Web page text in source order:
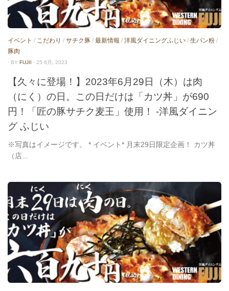
イベント / こだわり / サチク豚 / 最新情報 / 洋風ダイニングふじい / 生パン粉 /
豚肉
· BY FUJII · 25 6月, 2023
【久々に登場！】2023年6月29日（木）は肉
（にく）の日。この日だけは「カツ丼」が690
円！「匠の豚サチク麦王」使用！ -洋風ダイニン
グ ふじい
※写真はイメージです。 * イベント* 月末29日限定企画！ カツ丼
（店...